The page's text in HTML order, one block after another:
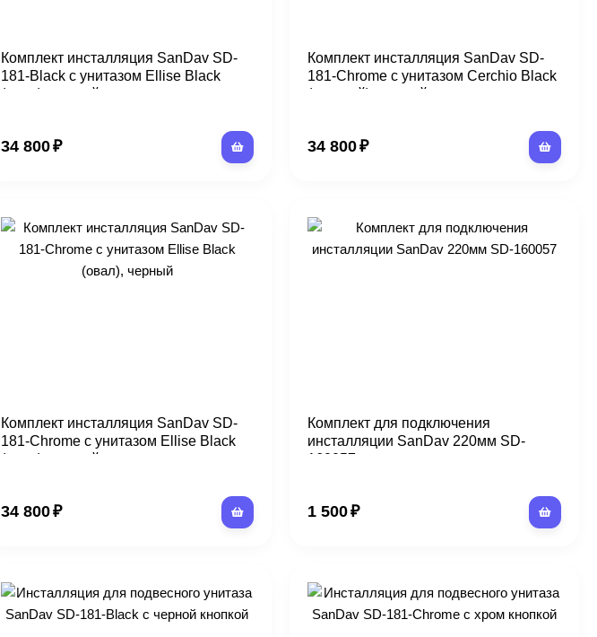
Комплект инсталляция SanDav SD-
181-Black с унитазом Ellise Black
(овал), черный
34 800₽
Комплект инсталляция SanDav SD-
181-Chrome с унитазом Cerchio Black
(круглый), черный
34 800₽
Комплект инсталляция SanDav SD-
181-Chrome с унитазом Ellise Black
(овал), черный
34 800₽
Комплект для подключения
инсталляции SanDav 220мм SD-
160057
1 500₽